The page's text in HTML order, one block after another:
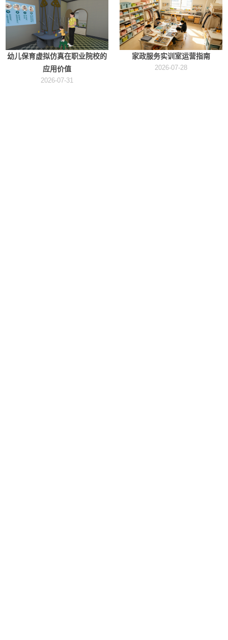
幼儿保育虚拟仿真在职业院校的
应用价值
2026-07-31
家政服务实训室运营指南
2026-07-28